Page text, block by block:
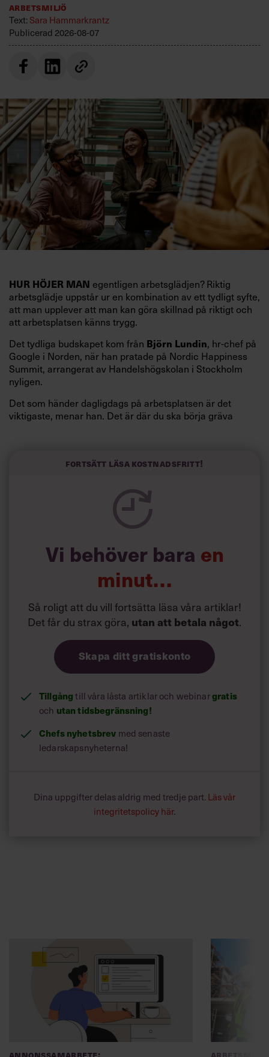
Arbetsmiljö
Text:Sara Hammarkrantz
Publicerad 2026-08-07
HUR HÖJER MAN egentligen arbetsglädjen? Riktig
arbetsglädje uppstår ur en kombination av ett tydligt syfte,
att man upplever att man kan göra skillnad på riktigt och
att arbetsplatsen känns trygg.
Det tydliga budskapet kom från Björn Lundin, hr-chef på
Google i Norden, när han pratade på Nordic Happiness
Summit, arrangerat av Handelshögskolan i Stockholm
nyligen.
Det som händer dagligdags på arbetsplatsen är det
viktigaste, menar han. Det är där du ska börja gräva
och höjt arbetsglädjen på Google:
Fortsätt läsa kostnadsfritt!
Vi behöver bara en
minut…
Så roligt att du vill fortsätta läsa våra artiklar!
Det får du strax göra, utan att betala något.
Skapa ditt gratiskonto
Tillgångtill våra låsta artiklar och webinargratis
och utan tidsbegränsning!
Chefs nyhetsbrev med senaste
ledarskapsnyheterna!
Dina uppgifter delas aldrig med tredje part. Läs vår
integritetspolicy här.
Annonssamarbete:
Chef + Winningtemp
Delta i Chefbarometern 2026
”Djupa,